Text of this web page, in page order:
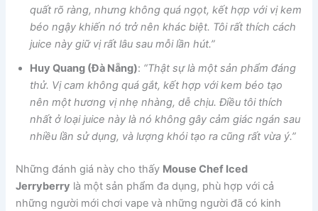
quất rõ ràng, nhưng không quá ngọt, kết hợp với vị kem
béo ngậy khiến nó trở nên khác biệt. Tôi rất thích cách
juice này giữ vị rất lâu sau mỗi lần hút.”
Huy Quang (Đà Nẵng): “Thật sự là một sản phẩm đáng
thử. Vị cam không quá gắt, kết hợp với kem béo tạo
nên một hương vị nhẹ nhàng, dễ chịu. Điều tôi thích
nhất ở loại juice này là nó không gây cảm giác ngán sau
nhiều lần sử dụng, và lượng khói tạo ra cũng rất vừa ý.”
Những đánh giá này cho thấy Mouse Chef Iced
Jerryberry là một sản phẩm đa dụng, phù hợp với cả
những người mới chơi vape và những người đã có kinh